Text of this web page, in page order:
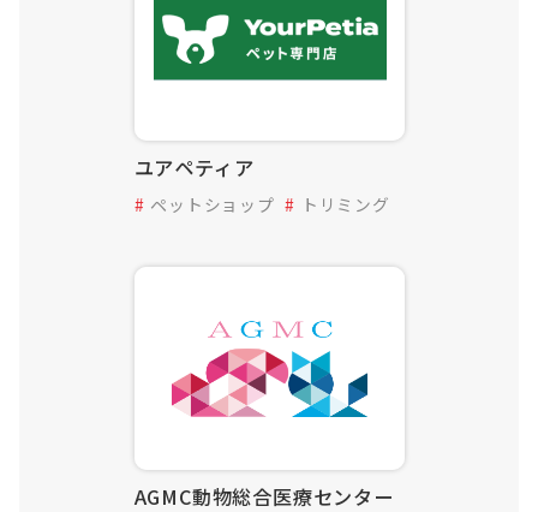
ユアペティア
ペットショップ トリミング
AGMC動物総合医療センター